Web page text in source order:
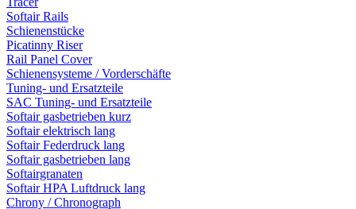
Softair Rails
Schienenstücke
Picatinny Riser
Rail Panel Cover
Schienensysteme / Vorderschäfte
Tuning- und Ersatzteile
SAC Tuning- und Ersatzteile
Softair gasbetrieben kurz
Softair elektrisch lang
Softair Federdruck lang
Softair gasbetrieben lang
Softairgranaten
Softair HPA Luftdruck lang
Chrony / Chronograph